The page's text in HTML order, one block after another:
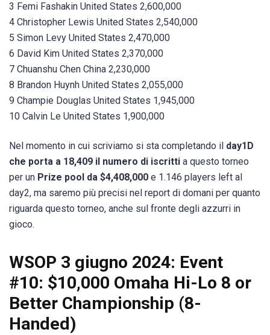
3 Femi Fashakin United States 2,600,000
4 Christopher Lewis United States 2,540,000
5 Simon Levy United States 2,470,000
6 David Kim United States 2,370,000
7 Chuanshu Chen China 2,230,000
8 Brandon Huynh United States 2,055,000
9 Champie Douglas United States 1,945,000
10 Calvin Le United States 1,900,000
Nel momento in cui scriviamo si sta completando il day1D
che porta a 18,409 il numero di iscritti a questo torneo
per un Prize pool da $4,408,000 e 1.146 players left al
day2, ma saremo più precisi nel report di domani per quanto
riguarda questo torneo, anche sul fronte degli azzurri in
gioco.
WSOP 3 giugno 2024: Event
#10: $10,000 Omaha Hi-Lo 8 or
Better Championship (8-
Handed)